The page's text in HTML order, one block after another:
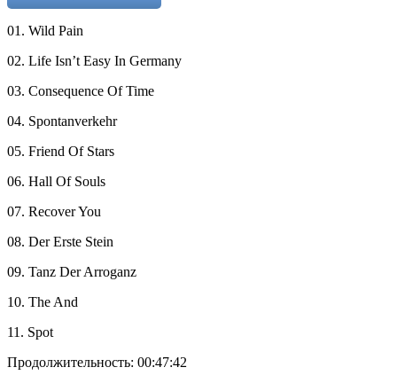
01. Wild Pain
02. Life Isn’t Easy In Germany
03. Consequence Of Time
04. Spontanverkehr
05. Friend Of Stars
06. Hall Of Souls
07. Recover You
08. Der Erste Stein
09. Tanz Der Arroganz
10. The And
11. Spot
Продолжительность: 00:47:42